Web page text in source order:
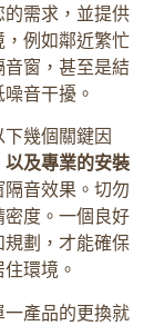
需求，並提供
例如鄰近繁忙
窗，甚至是結
音干擾。
幾個關鍵因
及專業的安裝
音效果。切勿
度。一個良好
劃，才能確保
環境。
產品的更換就